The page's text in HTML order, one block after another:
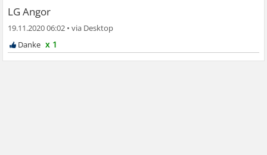
LG Angor
19.11.2020 06:02 •
x 1